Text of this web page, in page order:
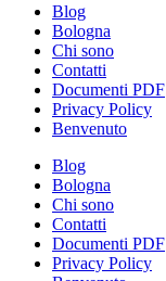
Blog
Bologna
Chi sono
Contatti
Documenti PDF
Privacy Policy
Benvenuto
Blog
Bologna
Chi sono
Contatti
Documenti PDF
Privacy Policy